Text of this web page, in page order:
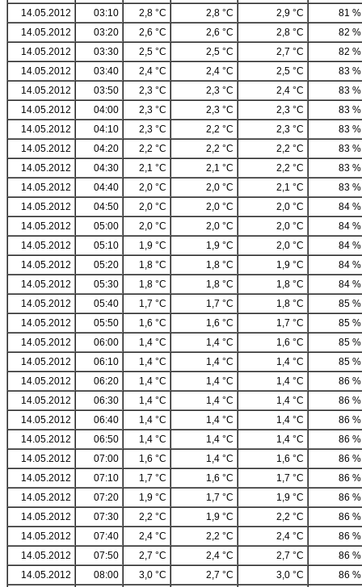
14.05.2012
03:10 2,8 °C 2,8 °C 2,9 °C
81 %
14.05.2012
03:20 2,6 °C 2,6 °C 2,8 °C
82 %
14.05.2012
03:30 2,5 °C 2,5 °C 2,7 °C
82 %
14.05.2012
03:40 2,4 °C 2,4 °C 2,5 °C
83 %
14.05.2012
03:50 2,3 °C 2,3 °C 2,4 °C
83 %
14.05.2012
04:00 2,3 °C 2,3 °C 2,3 °C
83 %
14.05.2012
04:10 2,3 °C 2,2 °C 2,3 °C
83 %
14.05.2012
04:20 2,2 °C 2,2 °C 2,2 °C
83 %
14.05.2012
04:30 2,1 °C 2,1 °C 2,2 °C
83 %
14.05.2012
04:40 2,0 °C 2,0 °C 2,1 °C
83 %
14.05.2012
04:50 2,0 °C 2,0 °C 2,0 °C
84 %
14.05.2012
05:00 2,0 °C 2,0 °C 2,0 °C
84 %
14.05.2012
05:10 1,9 °C 1,9 °C 2,0 °C
84 %
14.05.2012
05:20 1,8 °C 1,8 °C 1,9 °C
84 %
14.05.2012
05:30 1,8 °C 1,8 °C 1,8 °C
84 %
14.05.2012
05:40 1,7 °C 1,7 °C 1,8 °C
85 %
14.05.2012
05:50 1,6 °C 1,6 °C 1,7 °C
85 %
14.05.2012
06:00 1,4 °C 1,4 °C 1,6 °C
85 %
14.05.2012
06:10 1,4 °C 1,4 °C 1,4 °C
85 %
14.05.2012
06:20 1,4 °C 1,4 °C 1,4 °C
86 %
14.05.2012
06:30 1,4 °C 1,4 °C 1,4 °C
86 %
14.05.2012
06:40 1,4 °C 1,4 °C 1,4 °C
86 %
14.05.2012
06:50 1,4 °C 1,4 °C 1,4 °C
86 %
14.05.2012
07:00 1,6 °C 1,4 °C 1,6 °C
86 %
14.05.2012
07:10 1,7 °C 1,6 °C 1,7 °C
86 %
14.05.2012
07:20 1,9 °C 1,7 °C 1,9 °C
86 %
14.05.2012
07:30 2,2 °C 1,9 °C 2,2 °C
86 %
14.05.2012
07:40 2,4 °C 2,2 °C 2,4 °C
86 %
14.05.2012
07:50 2,7 °C 2,4 °C 2,7 °C
86 %
14.05.2012
08:00 3,0 °C 2,7 °C 3,0 °C
86 %